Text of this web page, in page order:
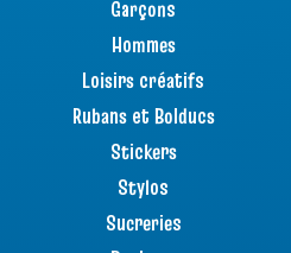
Garçons
Hommes
Loisirs créatifs
Rubans et Bolducs
Stickers
Stylos
Sucreries